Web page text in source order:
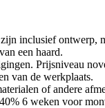
inclusief ontwerp,
een haard.
Prijsniveau
van de werkplaats.
of andere
6 weken voor